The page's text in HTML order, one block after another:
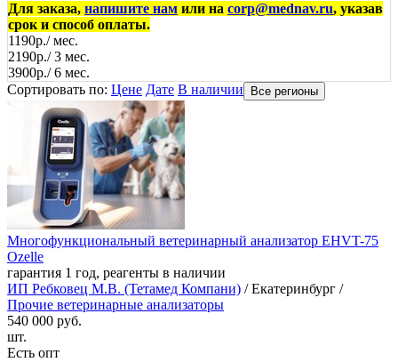
Для заказа, напишите нам или на corp@mednav.ru, указав
срок и способ оплаты.
1190р./ мес.
2190р./ 3 мес.
3900р./ 6 мес.
Сортировать по: Цене Дате В наличии Все регионы
Многофункциональный ветеринарный анализатор EHVT-75
Ozelle
гарантия 1 год, реагенты в наличии
ИП Ребковец М.В. (Тетамед Компани) / Екатеринбург /
Прочие ветеринарные анализаторы
540 000 руб.
шт.
Есть опт